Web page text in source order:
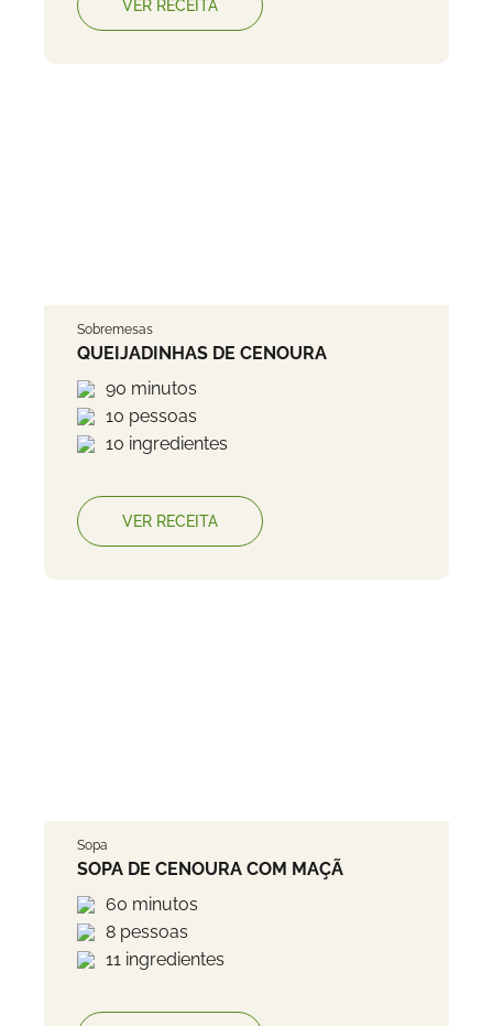
VER RECEITA
Sobremesas
QUEIJADINHAS DE CENOURA
90 minutos
10 pessoas
10 ingredientes
VER RECEITA
Sopa
SOPA DE CENOURA COM MAÇÃ
60 minutos
8 pessoas
11 ingredientes